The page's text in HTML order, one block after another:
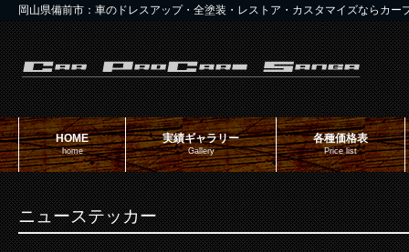
岡山県備前市：車のドレスアップ・全塗装・レストア・カスタマイズならカー
HOME
home
実績ギャラリー
Gallery
各種価格表
Price list
ニューステッカー